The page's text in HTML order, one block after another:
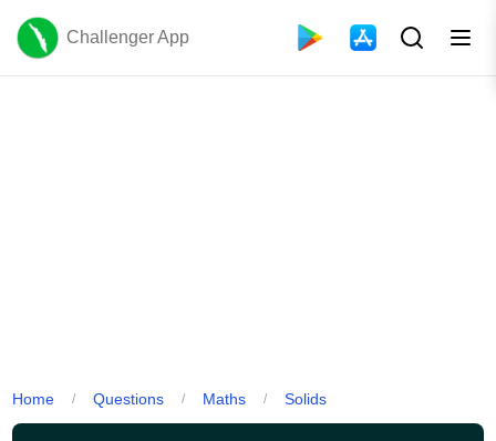
Challenger App
Home / Questions / Maths / Solids